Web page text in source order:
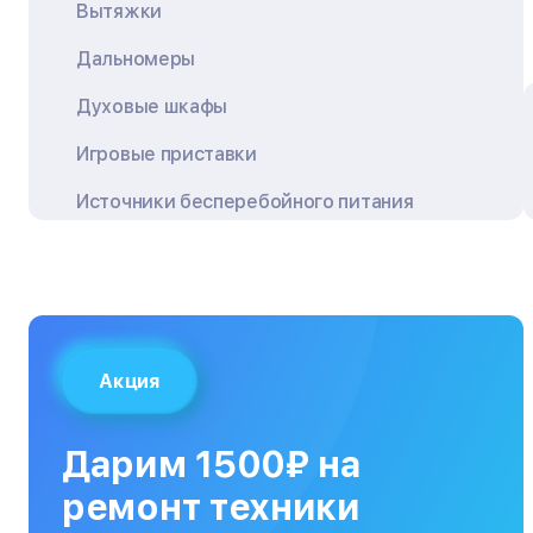
Вытяжки
Дальномеры
Духовые шкафы
Игровые приставки
Источники бесперебойного питания
Кофемашины
Кухонные плиты
МФУ
Акция
Дарим 1500₽ на
ремонт техники